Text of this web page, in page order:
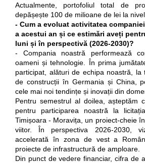
Actualmente, portofoliul total de
depășește 100 de milioane de lei la
- Cum a evoluat activitatea
a acestui an și ce estimări aveți
luni și în perspectivă (2026-2030)?
- Compania noastră performează
oameni și tehnologie. În prima
participat, alături de echipa noastră, la
de construcții în Germania și China,
cele mai noi tendințe și inovații din
Pentru semestrul al doilea, așteptăm
pentru participarea noastră la
Timișoara - Moravița, un proiect-cheie
viitor. În perspectiva 2026-2030,
accelerată în zona de vest a
proiecte de infrastructură de amploare.
Din punct de vedere financiar, cifra de